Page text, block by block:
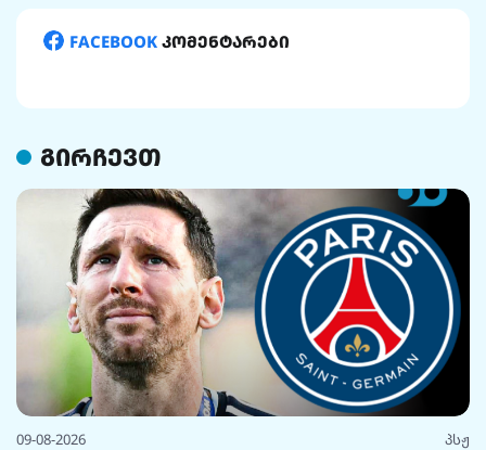
FACEBOOK კომენტარები
გირჩევთ
09-08-2026 პსჟ